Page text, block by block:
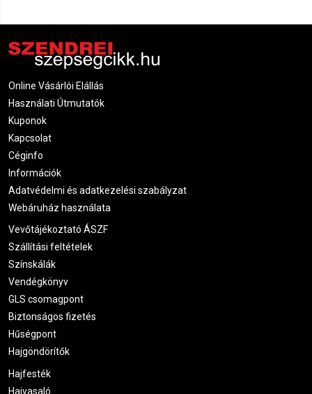
Online Vásárlói Elállás
Használati Útmutatók
Kuponok
Kapcsolat
Céginfo
Információk
Adatvédelmi és adatkezelési szabályzat
Webáruház használata
Vevőtájékoztató ÁSZF
Szállítási feltételek
Színskálák
Vendégkönyv
GLS csomagpont
Biztonságos fizetés
Hűségpont
Hajgöndörítők
Hajfesték
Hajvasaló